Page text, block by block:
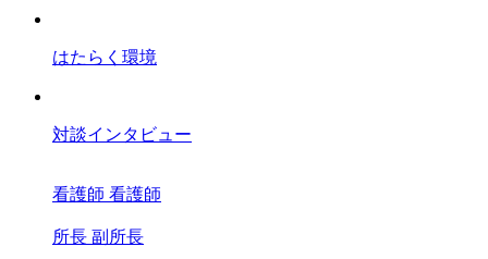
はたらく環境
対談インタビュー
看護師 看護師
所長 副所長